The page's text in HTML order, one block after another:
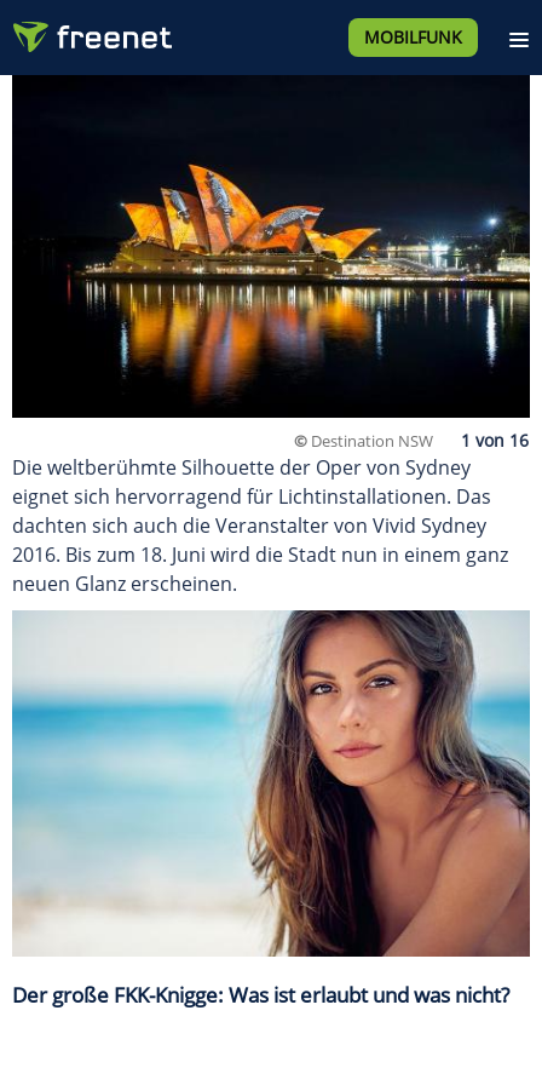
MOBILFUNK
© Destination NSW
Die weltberühmte Silhouette der Oper von Sydney
eignet sich hervorragend für Lichtinstallationen. Das
dachten sich auch die Veranstalter von Vivid Sydney
2016. Bis zum 18. Juni wird die Stadt nun in einem ganz
neuen Glanz erscheinen.
Der große FKK-Knigge: Was ist erlaubt und was nicht?